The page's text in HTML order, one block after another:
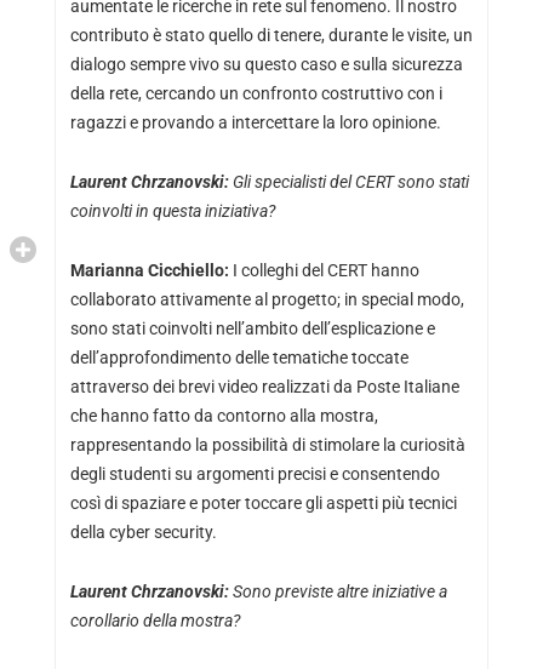
aumentate le ricerche in rete sul fenomeno. Il nostro
contributo è stato quello di tenere, durante le visite, un
dialogo sempre vivo su questo caso e sulla sicurezza
della rete, cercando un confronto costruttivo con i
ragazzi e provando a intercettare la loro opinione.
Laurent Chrzanovski: Gli specialisti del CERT sono stati
coinvolti in questa iniziativa?
Marianna Cicchiello: I colleghi del CERT hanno
collaborato attivamente al progetto; in special modo,
sono stati coinvolti nell’ambito dell’esplicazione e
dell’approfondimento delle tematiche toccate
attraverso dei brevi video realizzati da Poste Italiane
che hanno fatto da contorno alla mostra,
rappresentando la possibilità di stimolare la curiosità
degli studenti su argomenti precisi e consentendo
così di spaziare e poter toccare gli aspetti più tecnici
della cyber security.
Laurent Chrzanovski:Sono previste altre iniziative a
corollario della mostra?